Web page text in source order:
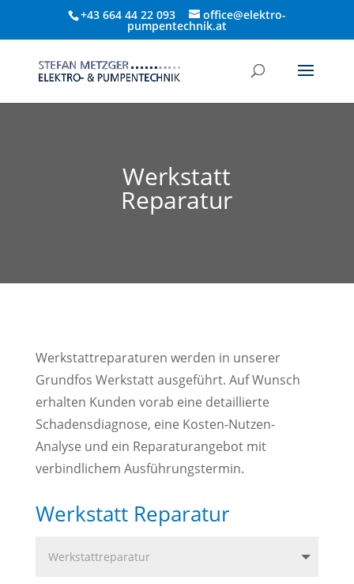
+43 664 44 22 093 office@elektro-
pumpentechnik.at
Werkstatt
Reparatur
Werkstattreparaturen werden in unserer
Grundfos Werkstatt ausgeführt. Auf Wunsch
erhalten Kunden vorab eine detaillierte
Schadensdiagnose, eine Kosten-Nutzen-
Analyse und ein Reparaturangebot mit
verbindlichem Ausführungstermin.
Werkstatt Reparatur